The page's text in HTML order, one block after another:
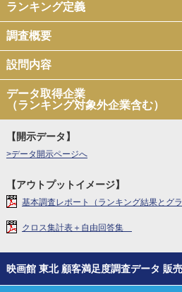
ランキング定義
調査概要
設問内容
データ取得企業
（ランキング対象外企業含む）
【開示データ】
>データ開示ページへ
【アウトプットイメージ】
基本調査レポート（ランキング結果とグラ
クロス集計表＋自由回答集
映画館 東北 顧客満足度調査データ 販